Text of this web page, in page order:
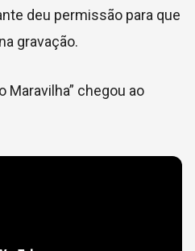
deu permissão para que
gravação.
Maravilha” chegou ao